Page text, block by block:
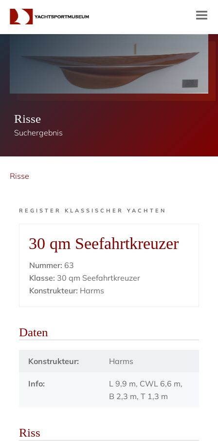
Risse
Suchergebnis
Risse
REGISTER KLASSISCHER YACHTEN
30 qm Seefahrtkreuzer
Nummer: 63
Klasse: 30 qm Seefahrtkreuzer
Konstrukteur: Harms
Daten
Konstrukteur: Harms
Info:
L 9,9 m, CWL 6,6 m,
B 2,3 m, T 1,3 m
Riss